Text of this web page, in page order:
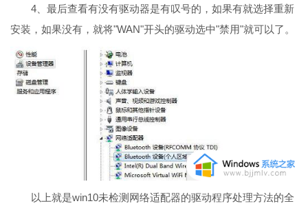
4、最后查看有没有驱动器是有叹号的，如果有就选择重新
安装，如果没有，就将"WAN"开头的驱动选中"禁用"就可以了。
以上就是win10未检测网络适配器的驱动程序处理方法的全